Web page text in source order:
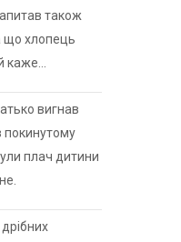
також
що хлопець
каже…
вигнав
плач дитини